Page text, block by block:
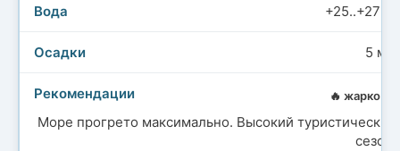
+25..+27°C
5 мм
🔥 жарко
Море прогрето максимально. Высокий туристический
сезон.